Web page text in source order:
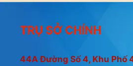
TRỤ SỞ CHÍNH
44A Đường Số 4, Khu Phố